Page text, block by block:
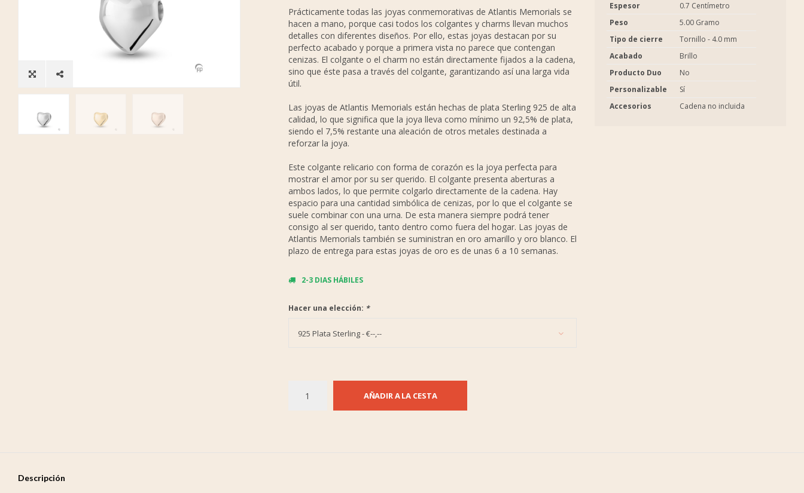
Prácticamente todas las joyas conmemorativas de Atlantis Memorials se
hacen a mano, porque casi todos los colgantes y charms llevan muchos
detalles con diferentes diseños. Por ello, estas joyas destacan por su
perfecto acabado y porque a primera vista no parece que contengan
cenizas. El colgante o el charm no están directamente fijados a la cadena,
sino que éste pasa a través del colgante, garantizando así una larga vida
útil.
Las joyas de Atlantis Memorials están hechas de plata Sterling 925 de alta
calidad, lo que significa que la joya lleva como mínimo un 92,5% de plata,
siendo el 7,5% restante una aleación de otros metales destinada a
reforzar la joya.
Este colgante relicario con forma de corazón es la joya perfecta para
mostrar el amor por su ser querido. El colgante presenta aberturas a
ambos lados, lo que permite colgarlo directamente de la cadena. Hay
espacio para una cantidad simbólica de cenizas, por lo que el colgante se
suele combinar con una urna. De esta manera siempre podrá tener
consigo al ser querido, tanto dentro como fuera del hogar. Las joyas de
Atlantis Memorials también se suministran en oro amarillo y oro blanco. El
plazo de entrega para estas joyas de oro es de unas 6 a 10 semanas.
2-3 DIAS HÁBILES
Hacer una elección: *
925 Plata Sterling - €--,--
AÑADIR A LA CESTA
Espesor
0.7 Centímetro
Peso
5.00 Gramo
Tipo de cierre
Tornillo - 4.0 mm
Acabado
Brillo
Producto Duo
No
Personalizable
Sí
Accesorios
Cadena no incluida
Descripción